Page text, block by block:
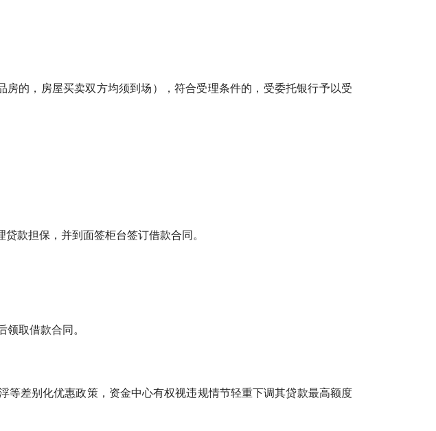
，房屋买卖双方均须到场），符合受理条件的，受委托银行予以受
款担保，并到面签柜台签订借款合同。
取借款合同。
差别化优惠政策，资金中心有权视违规情节轻重下调其贷款最高额度